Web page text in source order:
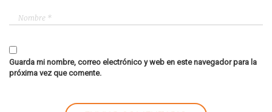
Guarda mi nombre, correo electrónico y web en este navegador para la
próxima vez que comente.